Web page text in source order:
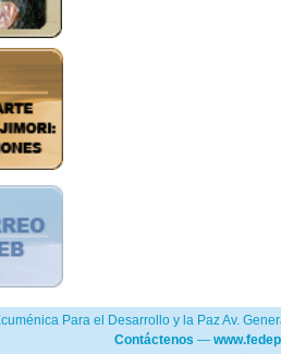
Para el Desarrollo y la Paz Av.
Contáctenos —